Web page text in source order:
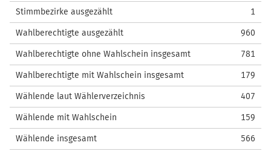
Stimmbezirke ausgezählt 1
Wahlberechtigte ausgezählt 960
Wahlberechtigte ohne Wahlschein insgesamt 781
Wahlberechtigte mit Wahlschein insgesamt 179
Wählende laut Wählerverzeichnis 407
Wählende mit Wahlschein 159
Wählende insgesamt 566